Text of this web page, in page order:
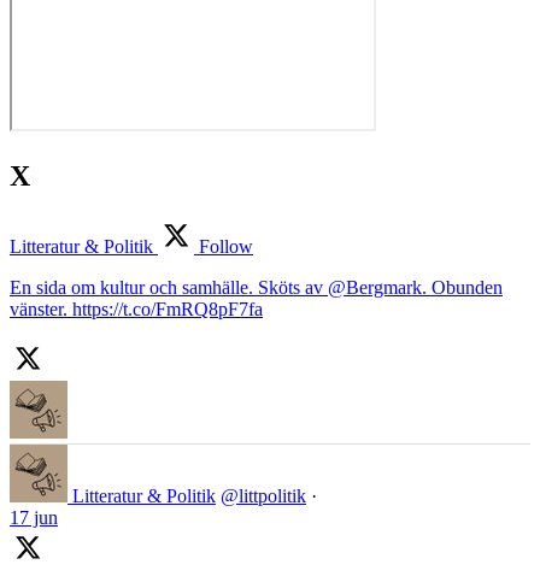
X
Litteratur & Politik
Follow
En sida om kultur och samhälle. Sköts av @Bergmark. Obunden
vänster. https://t.co/FmRQ8pF7fa
Litteratur & Politik @littpolitik ·
17 jun